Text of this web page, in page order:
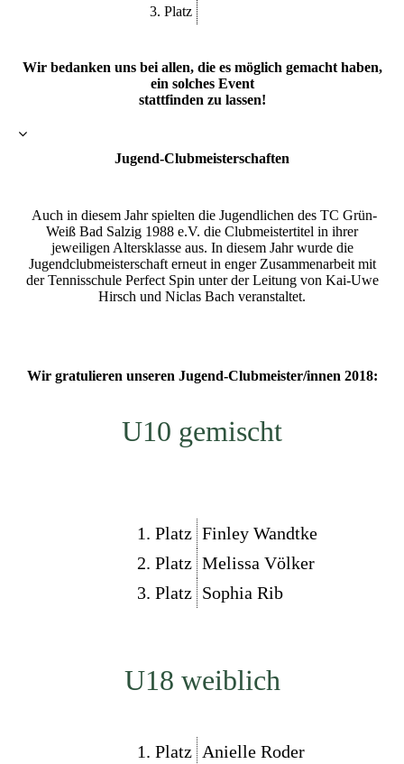
3. Platz
Wir bedanken uns bei allen, die es möglich gemacht haben,
ein solches Event
stattfinden zu lassen!
Jugend-Clubmeisterschaften
Auch in diesem Jahr spielten die Jugendlichen des TC Grün-
Weiß Bad Salzig 1988 e.V. die Clubmeistertitel in ihrer
jeweiligen Altersklasse aus. In diesem Jahr wurde die
Jugendclubmeisterschaft erneut in enger Zusammenarbeit mit
der Tennisschule Perfect Spin unter der Leitung von Kai-Uwe
Hirsch und Niclas Bach veranstaltet.
Wir gratulieren unseren Jugend-Clubmeister/innen 2018:
U10 gemischt
1. Platz Finley Wandtke
2. Platz Melissa Völker
3. Platz Sophia Rib
U18 weiblich
1. Platz Anielle Roder